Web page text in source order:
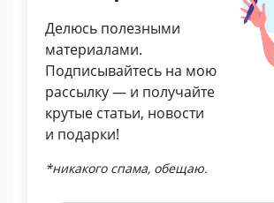
Делюсь полезными
материалами.
Подписывайтесь на мою
рассылку — и получайте
крутые статьи, новости
и подарки!
*никакого спама, обещаю.